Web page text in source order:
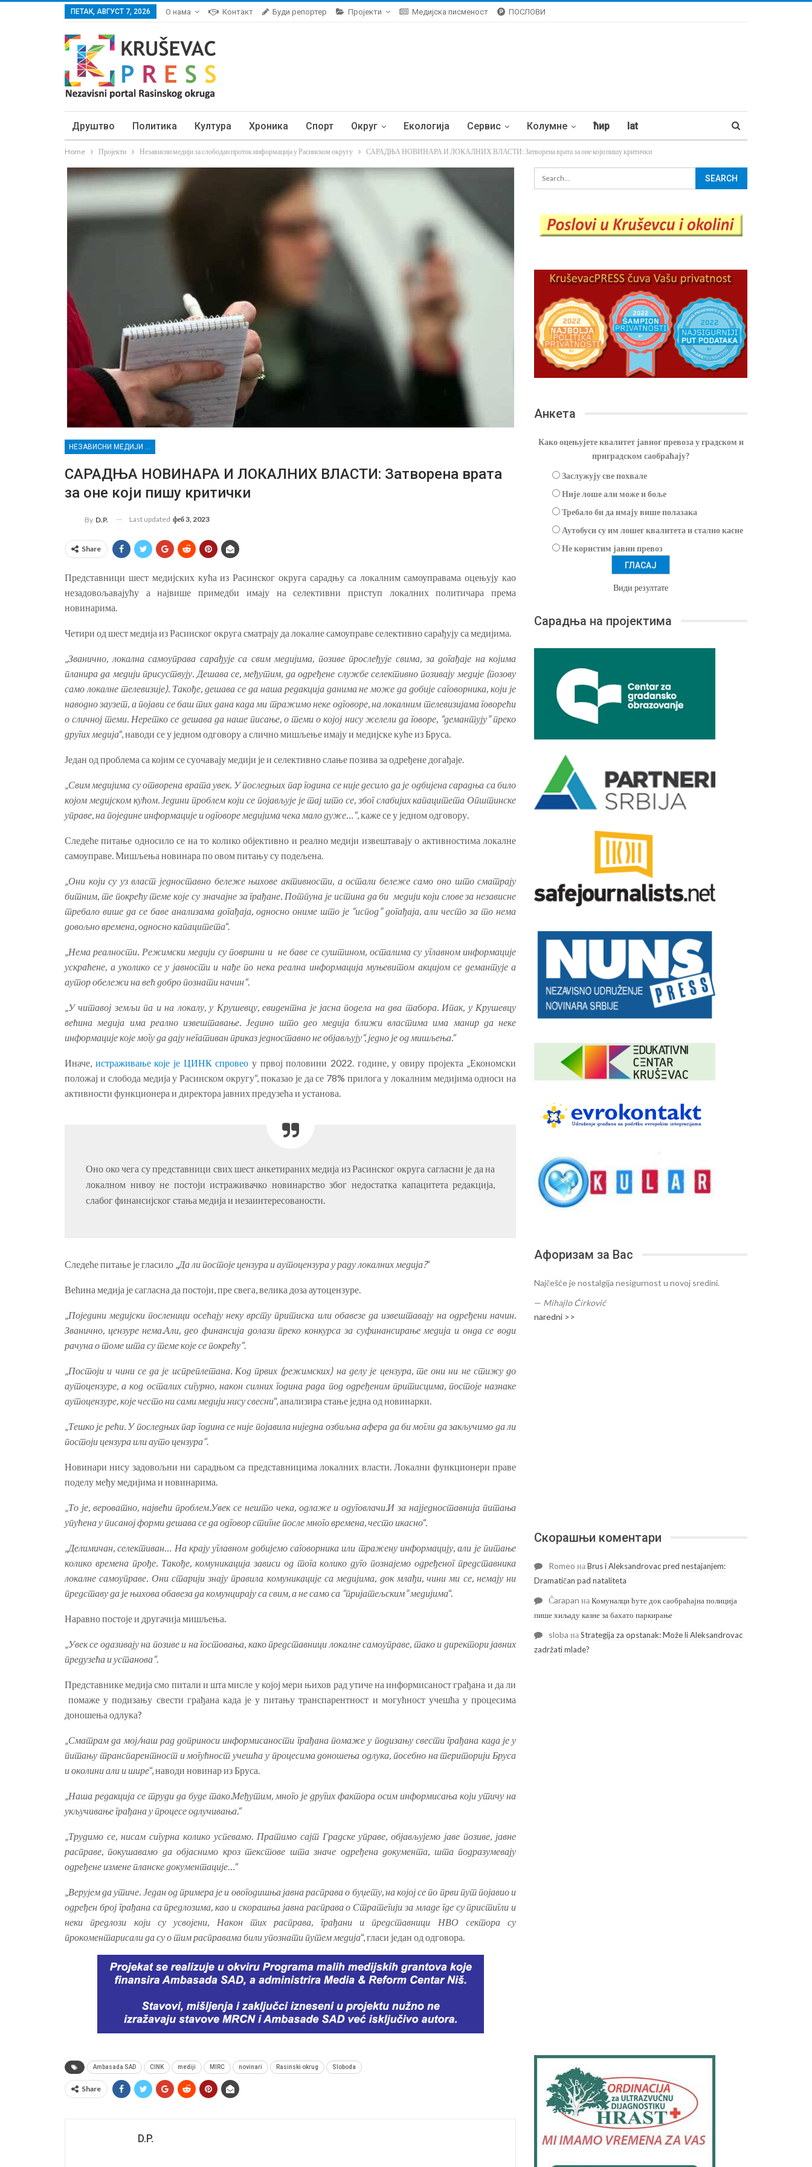
ПЕТАК, АВГУСТ 7, 2026 О нама Контакт Буди репортер Пројекти Медијска писменост ПОСЛОВИ
Друштво Политика Култура Хроника Спорт Округ Екологија Сервис Колумне ћир lat
Home Пројекти Независни медији за слободан проток информација у Расинском округу САРАДЊА НОВИНАРА И ЛОКАЛНИХ ВЛАСТИ: Затворена врата за оне који пишу критички
НЕЗАВИСНИ МЕДИЈИ ЗА СЛОБОДАН ПРОТОК ИНФОРМАЦИЈА У РАСИНСКОМ ОКРУГУ
САРАДЊА НОВИНАРА И ЛОКАЛНИХ ВЛАСТИ: Затворена врата
за оне који пишу критички
By D.P. Last updated феб 3, 2023
Share
Представници шест медијских кућа из Расинског округа сарадњу са локалним самоуправама оцењују као
незадовољавајућу а највише примедби имају на селективни приступ локалних политичара према
новинарима.
Четири од шест медија из Расинског округа сматрају да локалне самоуправе селективно сарађују са медијима.
„Званично, локална самоуправа сарађује са свим медијима, позиве прослеђује свима, за догађаје на којима
планира да медији присуствују. Дешава се, међутим, да одређене службе селективно позивају медије (позову
само локалне телевизије). Такође, дешава се да наша редакција данима не може да добије саговорника, који је
наводно заузет, а појави се баш тих дана када ми тражимо неке одговоре, на локалним телевизијама говорећи
о сличној теми. Неретко се дешава да наше писање, о теми о којој нису желели да говоре, “демантују” преко
других медија“, наводи се у једном одговору а слично мишљење имају и медијске куће из Бруса.
Један од проблема са којим се суочавају медији је и селективно слање позива за одређене догађаје.
„Свим медијима су отворена врата увек. У последњих пар година се није десило да је одбијена сарадња са било
којом медијском кућом. Једини проблем који се појављује је тај што се, због слабијих капацитета Општинске
управе, на поједине информације и одговоре медијима чека мало дуже…“, каже се у једном одговору.
Следеће питање односило се на то колико објективно и реално медији извештавају о активностима локалне
самоуправе. Мишљења новинара по овом питању су подељена.
„Они који су уз власт једноставно бележе њихове активности, а остали бележе само оно што сматрају
битним, те покрећу теме које су значајне за грађане. Потпуна је истина да би медији који слове за независне
требало више да се баве анализама догађаја, односно ониме што је “испод” догађаја, али често за то нема
довољно времена, односно капацитета“.
„Нема реалности. Режимски медији су површни и не баве се суштином, осталима су углавном информације
ускраћене, а уколико се у јавности и нађе по нека реална информација муњевитом акцијом се демантује а
аутор обележи на већ добро познати начин“.
„У читавој земљи па и на локалу, у Крушевцу, евидентна је јасна подела на два табора. Ипак, у Крушевцу
већина медија има реално извештавање. Једино што део медија ближи властима има манир да неке
информације које могу да дају негативан приказ једноставно не објављују“, једно је од мишљења.“
Иначе, истраживање које је ЦИНК спровео у првој половини 2022. године, у овиру пројекта „Економски
положај и слобода медија у Расинском округу“, показао је да се 78% прилога у локалним медијима односи на
активности функционера и директора јавних предузећа и установа.
Оно око чега су представници свих шест анкетираних медија из Расинског округа сагласни је да на
локалном нивоу не постоји истраживачко новинарство због недостатка капацитета редакција,
слабог финансијског стања медија и незаинтересованости.
Следеће питање је гласило „Да ли постоје цензура и аутоцензура у раду локалних медија?“
Већина медија је сагласна да постоји, пре свега, велика доза аутоцензуре.
„Поједини медијски посленици осећају неку врсту притиска или обавезе да извештавају на одређени начин.
Званично, цензуре нема.Али, део финансија долази преко конкурса за суфинансирање медија и онда се води
рачуна о томе шта су теме које се покрећу“.
„Постоји и чини се да је испреплетана. Код првих (режимских) на делу је цензура, те они ни не стижу до
аутоцензуре, а код осталих сигурно, након силних година рада под одређеним притисцима, постоје назнаке
аутоцензуре, које често ни сами медији нису свесни“, анализира стање једна од новинарки.
„Тешко је рећи. У последњих пар година се није појавила ниједна озбиљна афера да би могли да закључимо да ли
постоји цензура или ауто цензура“.
Новинари нису задовољни ни сарадњом са представницима локалних власти. Локални функционери праве
поделу међу медијима и новинарима.
„То је, вероватно, највећи проблем.Увек се нешто чека, одлаже и одуговлачи.И за најједноставнија питања
упућена у писаној форми дешава се да одговор стигне после много времена, често икасно“.
„Делимичан, селективан… На крају углавном добијемо саговорника или тражену информацију, али је питање
колико времена прође. Такође, комуникација зависи од тога колико дуго познајемо одређеног представника
локалне самоуправе. Они старији знају правила комуникације са медијима, док млађи, чини ми се, немају ни
представу да је њихова обавеза да комунцирају са свим, а не само са “пријатељским” медијима“.
Наравно постоје и другачија мишљења.
„Увек се одазивају на позиве и на гостовања, како представници локалне самоуправе, тако и директори јавних
предузећа и установа“.
Представнике медија смо питали и шта мисле у којој мери њихов рад утиче на информисаност грађана и да ли
помаже у подизању свести грађана када је у питању транспарентност и могућност учешћа у процесима
доношења одлука?
„Сматрам да мој/наш рад доприноси информисаности грађана помаже у подизању свести грађана када је у
питању транспарентност и могућност учешћа у процесима доношења одлука, посебно на територији Бруса
и околини али и шире“, наводи новинар из Бруса.
„Наша редакција се труди да буде тако.Међутим, много је других фактора осим информисања који утичу на
укључивање грађана у процесе одлучивања.“
„Трудимо се, нисам сигурна колико успевамо. Пратимо сајт Градске управе, објављујемо јаве позиве, јавне
расправе, покушавамо да објаснимо кроз текстове шта значе одређена документа, шта подразумевају
одређене измене планске документације…“
„Верујем да утиче. Један од примера је и овогодишња јавна расправа о буџету, на којој се по први пут појавио и
одређен број грађана са предлозима, као и скорашња јавна расправа о Стратегији за младе где су пристигли и
неки предлози који су усвојени, Након тих расправа, грађани и представници НВО сектора су
прокоментарисали да су о тим расправама били упознати путем медија“, гласи један од одговора.
Ambasada SAD CINK mediji MIRC novinari Rasinski okrug Sloboda
Share
D.P.
Анкета
Како оцењујете квалитет јавног превоза у градском и
приградском саобраћају?
Заслужују све похвале
Није лоше али може и боље
Требало би да имају више полазака
Аутобуси су им лошег квалитета и стално касне
Не користим јавни превоз
Види резултате
Сарадња на пројектима
Афоризам за Вас
Najčešće je nostalgija nesigurnost u novoj sredini.
— Mihajlo Ćirković
naredni >>
Скорашњи коментари
Romeo наBrus i Aleksandrovac pred nestajanjem:
Dramatičan pad nataliteta
Čarapan наКомуналци ћуте док саобраћајна полиција
пише хиљаду казне за бахато паркирање
sloba наStrategija za opstanak: Može li Aleksandrovac
zadržati mlade?